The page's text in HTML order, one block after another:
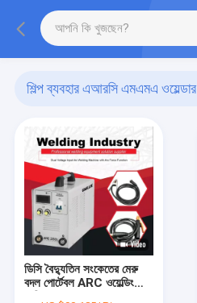
শিল্প ব্যবহার এআরসি এমএমএ ওয়েল্ডার
ডিসি বৈদ্যুতিন সংকেতের মেরু
বদল পোর্টেবল ARC ওয়েল্ডিং